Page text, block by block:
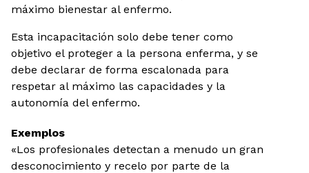
máximo bienestar al enfermo.
Esta incapacitación solo debe tener como
objetivo el proteger a la persona enferma, y se
debe declarar de forma escalonada para
respetar al máximo las capacidades y la
autonomía del enfermo.
Exemplos
«Los profesionales detectan a menudo un gran
desconocimiento y recelo por parte de la